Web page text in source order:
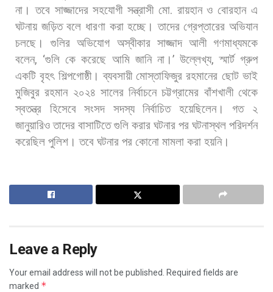
না। তবে সাজ্জাদের সহযোগী সন্ত্রাসী মো. রায়হান ও বোরহান এ
ঘটনায় জড়িত বলে ধারণা করা হচ্ছে। তাদের গ্রেপ্তারের অভিযান
চলছে। গুলির অভিযোগ অস্বীকার সাজ্জাদ আলী গণমাধ্যমকে
বলেন, ‘গুলি কে করেছে আমি জানি না।’ উল্লেখ্য,স্মার্ট গ্রুপ
একটি বৃহৎ শিল্পগোষ্ঠী। ব্যবসায়ী মোস্তাফিজুর রহমানের ছোট ভাই
মুজিবুর রহমান ২০২৪ সালের নির্বাচনে চট্টগ্রামের বাঁশখালী থেকে
স্বতন্ত্র
হিসেবে সংসদ সদস্য নির্বাচিত হয়েছিলেন। গত
২
জানুয়ারিও তাদের বাসাটিতে গুলি করার ঘটনার পর ঘটনাস্থল পরিদর্শন
করেছিল পুলিশ। তবে ঘটনার পর কোনো মামলা করা হয়নি।
Leave a Reply
Your email address will not be published.
Required fields are
marked *